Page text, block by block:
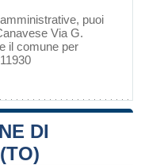
puoi
Via G.
il comune per
DI